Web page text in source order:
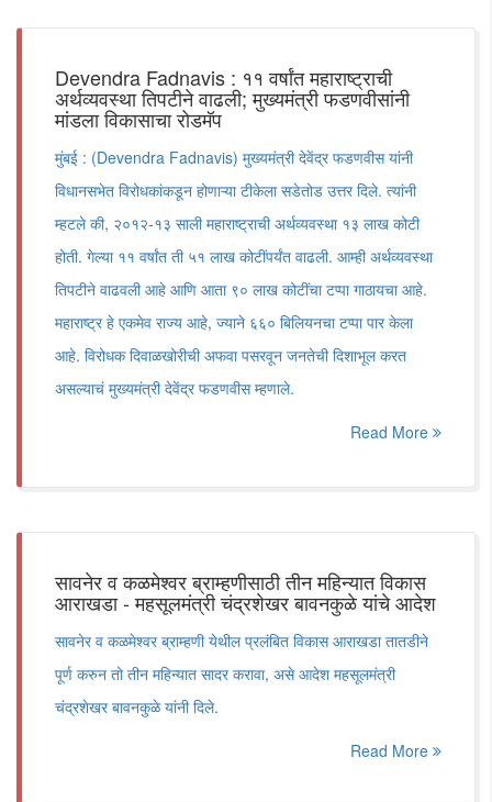
Devendra Fadnavis : ११ वर्षांत महाराष्ट्राची
अर्थव्यवस्था तिपटीने वाढली; मुख्यमंत्री फडणवीसांनी
मांडला विकासाचा रोडमॅप
मुंबई : (Devendra Fadnavis) मुख्यमंत्री देवेंद्र फडणवीस यांनी
विधानसभेत विरोधकांकडून होणाऱ्या टीकेला सडेतोड उत्तर दिले. त्यांनी
म्हटले की, २०१२-१३ साली महाराष्ट्राची अर्थव्यवस्था १३ लाख कोटी
होती. गेल्या ११ वर्षांत ती ५१ लाख कोटींपर्यंत वाढली. आम्ही अर्थव्यवस्था
तिपटीने वाढवली आहे आणि आता ९० लाख कोटींचा टप्पा गाठायचा आहे.
महाराष्ट्र हे एकमेव राज्य आहे, ज्याने ६६० बिलियनचा टप्पा पार केला
आहे. विरोधक दिवाळखोरीची अफवा पसरवून जनतेची दिशाभूल करत
असल्याचं मुख्यमंत्री देवेंद्र फडणवीस म्हणाले.
Read More
सावनेर व कळमेश्वर ब्राम्हणीसाठी तीन महिन्यात विकास
आराखडा - महसूलमंत्री चंद्रशेखर बावनकुळे यांचे आदेश
सावनेर व कळमेश्वर ब्राम्हणी येथील प्रलंबित विकास आराखडा तातडीने
पूर्ण करुन तो तीन महिन्यात सादर करावा, असे आदेश महसूलमंत्री
चंद्रशेखर बावनकुळे यांनी दिले.
Read More